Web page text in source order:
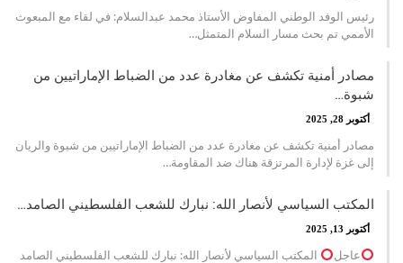
رئيس الوفد الوطني المفاوض الأستاذ محمد عبدالسلام: في لقاء مع المبعوث
الأممي تم بحث مسار السلام المتمثل…
مصادر أمنية تكشف عن مغادرة عدد من الضباط الإماراتيين من
شبوة…
أكتوبر 28, 2025
مصادر أمنية تكشف عن مغادرة عدد من الضباط الإماراتيين من شبوة والريان
إلى غزة لإدارة المرتزقة هناك ضد المقاومة…
المكتب السياسي لأنصار الله: نبارك للشعب الفلسطيني الصامد…
أكتوبر 13, 2025
عاجل
المكتب السياسي لأنصار الله: نبارك للشعب الفلسطيني الصامد